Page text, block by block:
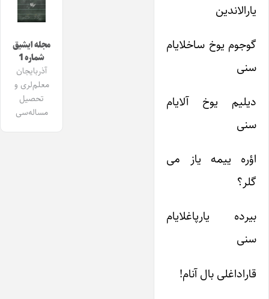
یارالاندین
گوجوم یوخ ساخلایام
سنی
دیلیم یوخ آلایام
سنی
اؤره ییمه یاز می
گلر؟
بیرده یارپاغلایام
سنی
قاراداغلی بال آنام!
مجله ایشیق
شماره 1
آذربایجان
معلم‌لری و
تحصیل
مساله‌سی